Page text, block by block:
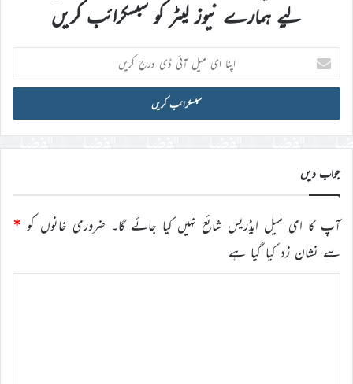
لیے ہمارے نیوز لیٹر کو سبسکرائب کریں
اپنا
ای
میل
ڈی
درج
کریں
جواب دیں
آپ کا ای میل ایڈریس شائع نہیں کیا جائے گا۔ ضروری خانوں کو *
سے نشان زد کیا گیا ہے